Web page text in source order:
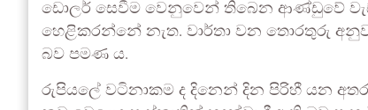
ඩොලර් සෙවීම වෙනුවෙන් තිබෙන ආණ්ඩුවේ
හෙළිකරන්නේ නැත. වාර්තා වන තොරතුරු
බව පමණ ය.
රුපියලේ වටිනාකම ද දිනෙන් දින පිරිහී යන